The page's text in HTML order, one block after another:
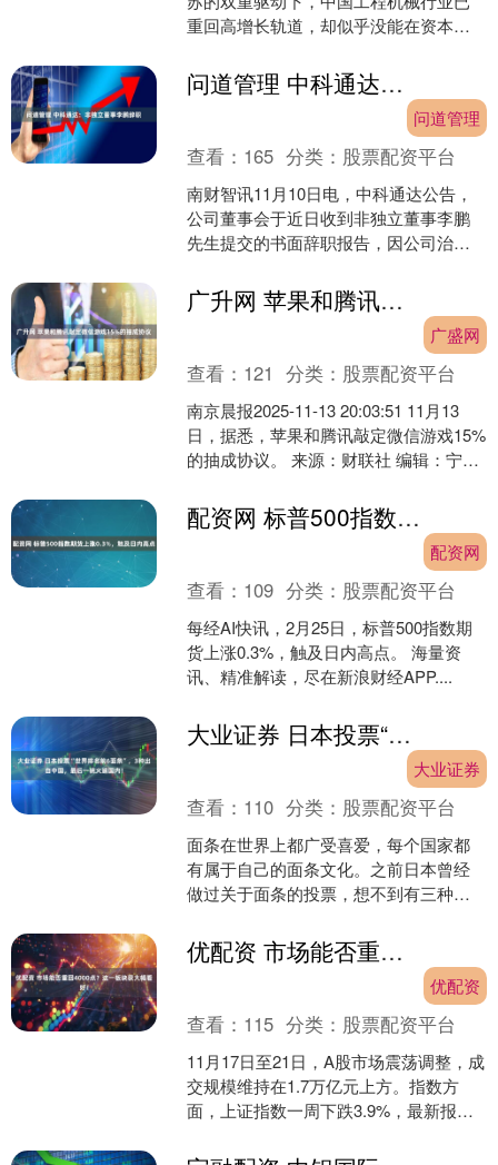
重回高增长轨道，却似乎没能在资本市
为，长远来看，工程机.... 问道管理 中科通达：非独立董事李鹏辞职
问道管理
查看： 165 分类： 股票配资平台
南财智讯11月10日电，中科通达公告，
公司董事会于近日收到非独立董事李鹏
先生提交的书面辞职报告，因公司治理
届董事会非独立董事职.... 广升网 苹果和腾讯敲定微信游戏15%的抽成协议
广盛网
查看： 121 分类： 股票配资平台
南京晨报2025-11-13 20:03:51 11月13
日，据悉，苹果和腾讯敲定微信游戏15%
的抽成协议。 来源：财联社 编辑：宁宁
配资网 标普500指数期货上涨0.3%，触及日内高点
配资网
查看： 109 分类： 股票配资平台
每经AI快讯，2月25日，标普500指数期
货上涨0.3%，触及日内高点。 海量资
讯、精准解读，尽在新浪财经APP....
大业证券 日本投票“世界排名前6面条”，3种出自中国，最后一碗火遍国内！
大业证券
查看： 110 分类： 股票配资平台
面条在世界上都广受喜爱，每个国家都
有属于自己的面条文化。之前日本曾经
做过关于面条的投票，想不到有三种都
面上榜了吧！ 1、肉酱面....优配资 市场能否重回4000点？这一板块获大幅看好！
优配资
查看： 115 分类： 股票配资平台
11月17日至21日，A股市场震荡调整，成
交规模维持在1.7万亿元上方。指数方
面，上证指数一周下跌3.9%，最新报
5.13%，....